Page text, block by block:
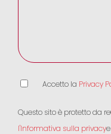
Accetto la Privacy
Questo sito è protetto da
l'Informativa sulla privacy